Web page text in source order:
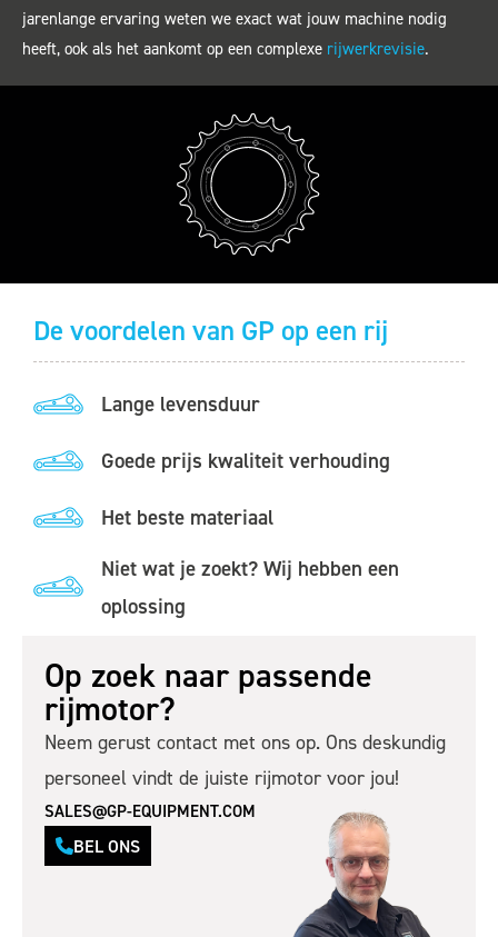
jarenlange ervaring weten we exact wat jouw machine nodig
heeft, ook als het aankomt op een complexe rijwerkrevisie.
De voordelen van GP op een rij
Lange levensduur
Goede prijs kwaliteit verhouding
Het beste materiaal
Niet wat je zoekt? Wij hebben een
oplossing
Op zoek naar passende
rijmotor?
Neem gerust contact met ons op. Ons deskundig
personeel vindt de juiste rijmotor voor jou!
SALES@GP-EQUIPMENT.COM
BEL ONS